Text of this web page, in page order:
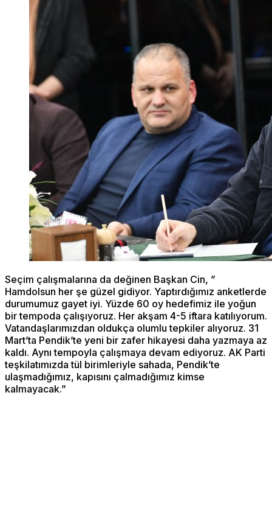
Seçim çalışmalarına da değinen Başkan Cin, ”
Hamdolsun her şe güzel gidiyor. Yaptırdığımız anketlerde
durumumuz gayet iyi. Yüzde 60 oy hedefimiz ile yoğun
bir tempoda çalışıyoruz. Her akşam 4-5 iftara katılıyorum.
Vatandaşlarımızdan oldukça olumlu tepkiler alıyoruz. 31
Mart’ta Pendik’te yeni bir zafer hikayesi daha yazmaya az
kaldı. Aynı tempoyla çalışmaya devam ediyoruz. AK Parti
teşkilatımızda tül birimleriyle sahada, Pendik’te
ulaşmadığımız, kapısını çalmadığımız kimse
kalmayacak.”